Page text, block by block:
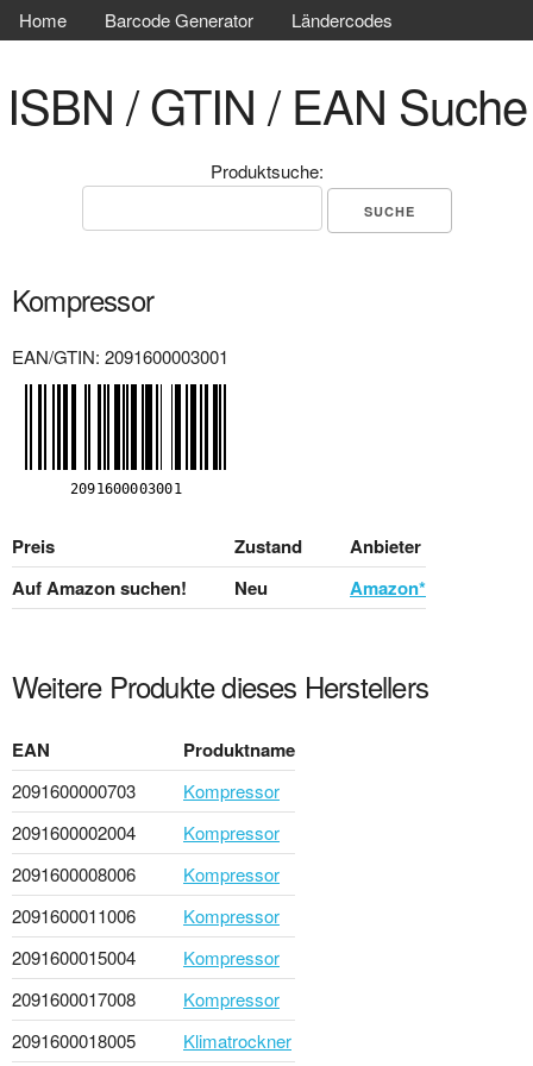
Home Barcode Generator Ländercodes
ISBN / GTIN / EAN Suche
Produktsuche:
Kompressor
EAN/GTIN: 2091600003001
Preis Zustand
Anbieter
Auf Amazon suchen!
Neu Amazon*
Weitere Produkte dieses Herstellers
EAN Produktname
2091600000703
Kompressor
2091600002004
Kompressor
2091600008006
Kompressor
2091600011006
Kompressor
2091600015004
Kompressor
2091600017008
Kompressor
2091600018005
Klimatrockner